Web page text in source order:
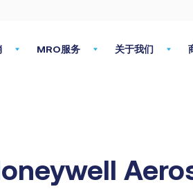
MRO服务 关于我们